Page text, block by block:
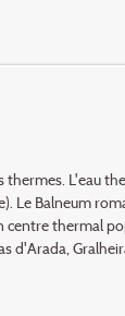
L'eau
Le Balneum
thermal
d'Arada,